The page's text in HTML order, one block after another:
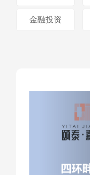
金融投资